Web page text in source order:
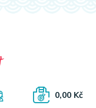
0,00 Kč